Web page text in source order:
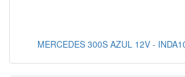
MERCEDES 300S AZUL 12V -